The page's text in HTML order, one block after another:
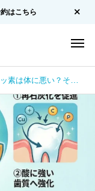
はこちら
体に悪い？その誤解を解いて、虫歯に負けない「強い歯」を作るお話